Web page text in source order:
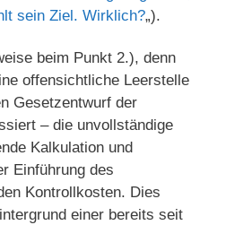
sein Ziel. Wirklich?„).
beim Punkt 2.), denn
offensichtliche Leerstelle
Gesetzentwurf der
– die unvollständige
Kalkulation und
Einführung des
Kontrollkosten. Dies
einer bereits seit